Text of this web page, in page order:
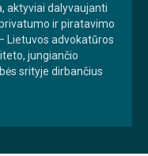
aktyviai dalyvaujanti
ir piratavimo
Lietuvos advokatūros
jungiančio
srityje dirbančius